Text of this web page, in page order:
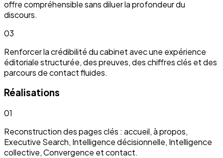
offre compréhensible sans diluer la profondeur du
discours.
03
Renforcer la crédibilité du cabinet avec une expérience
éditoriale structurée, des preuves, des chiffres clés et des
parcours de contact fluides.
Réalisations
01
Reconstruction des pages clés : accueil, à propos,
Executive Search, Intelligence décisionnelle, Intelligence
collective, Convergence et contact.